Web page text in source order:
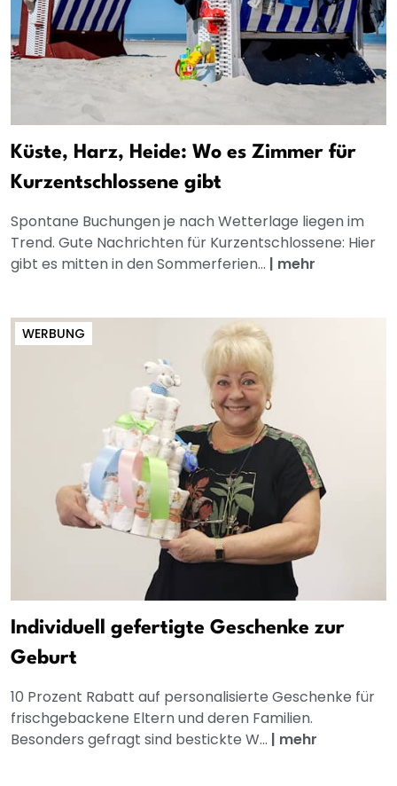
Küste, Harz, Heide: Wo es Zimmer für
Kurzentschlossene gibt
Spontane Buchungen je nach Wetterlage liegen im
Trend. Gute Nachrichten für Kurzentschlossene: Hier
gibt es mitten in den Sommerferien... | mehr
WERBUNG
Individuell gefertigte Geschenke zur
Geburt
10 Prozent Rabatt auf personalisierte Geschenke für
frischgebackene Eltern und deren Familien.
Besonders gefragt sind bestickte W... | mehr